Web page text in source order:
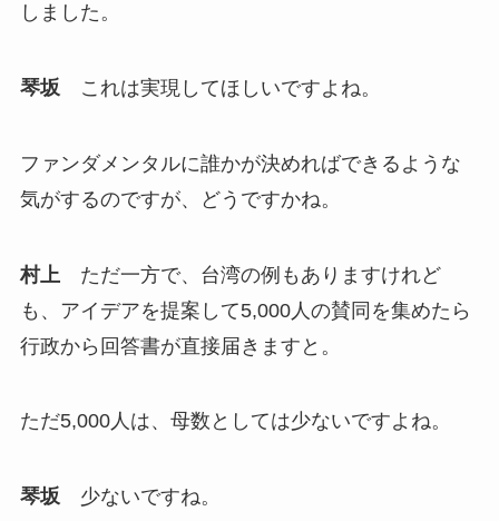
しました。
琴坂 これは実現してほしいですよね。
ファンダメンタルに誰かが決めればできるような
気がするのですが、どうですかね。
村上 ただ一方で、台湾の例もありますけれど
も、アイデアを提案して5,000人の賛同を集めたら
行政から回答書が直接届きますと。
ただ5,000人は、母数としては少ないですよね。
琴坂少ないですね。